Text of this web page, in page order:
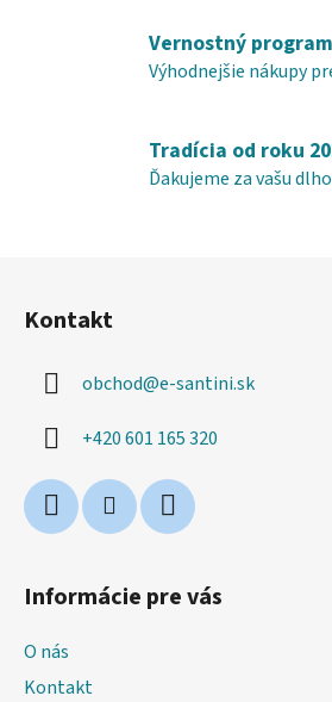
v
k
y
ý
p
i
Vernostný
Výhodnejšie nákupy
Tradícia od roku
Ďakujeme za vašu
Kontakt
obchod@e-santini.sk
+420 601 165 320
Informácie pre vás
O nás
Kontakt